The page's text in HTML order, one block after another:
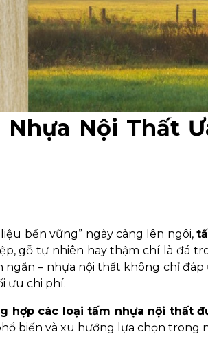
Nội Thất
bền vững” ngày càng lên ngôi,
gỗ tự nhiên hay thậm chí là đá
– nhựa nội thất không chỉ
ưu chi phí.
hợp các loại tấm nhựa nội thất
biến và xu hướng lựa chọn trong